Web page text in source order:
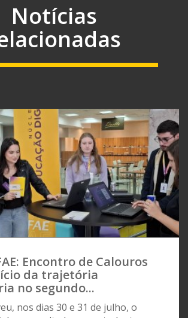
Notícias
Encontro de Calouros
da trajetória
no segundo...
nos dias 30 e 31 de julho, o